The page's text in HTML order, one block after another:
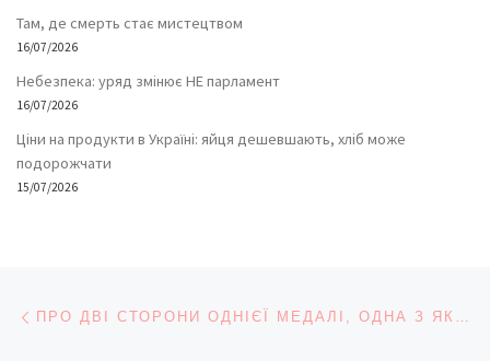
Там, де смерть стає мистецтвом
16/07/2026
Небезпека: уряд змінює НЕ парламент
16/07/2026
Ціни на продукти в Україні: яйця дешевшають, хліб може
подорожчати
15/07/2026
Навігація записів